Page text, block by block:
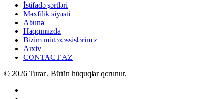
İstifadə şərtləri
Məxfilik siyasti
Abunə
Haqqımızda
Bizim mütəxəssislərimiz
Arxiv
CONTACT AZ
© 2026 Turan. Bütün hüquqlar qorunur.